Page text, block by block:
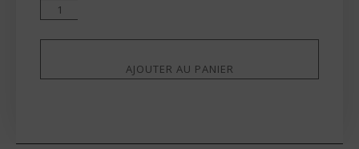
AJOUTER AU PANIER